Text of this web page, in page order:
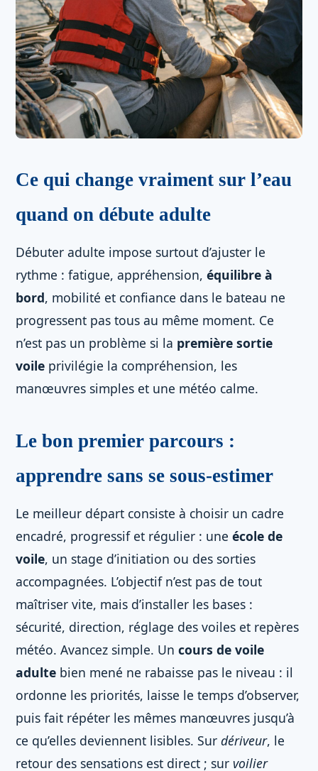
Ce qui change vraiment sur l’eau
quand on débute adulte
Débuter adulte impose surtout d’ajuster le
rythme : fatigue, appréhension, équilibre à
bord, mobilité et confiance dans le bateau ne
progressent pas tous au même moment. Ce
n’est pas un problème si la première sortie
voile privilégie la compréhension, les
manœuvres simples et une météo calme.
Le bon premier parcours :
apprendre sans se sous-estimer
Le meilleur départ consiste à choisir un cadre
encadré, progressif et régulier : une école de
voile, un stage d’initiation ou des sorties
accompagnées. L’objectif n’est pas de tout
maîtriser vite, mais d’installer les bases :
sécurité, direction, réglage des voiles et repères
météo. Avancez simple. Un cours de voile
adulte bien mené ne rabaisse pas le niveau : il
ordonne les priorités, laisse le temps d’observer,
puis fait répéter les mêmes manœuvres jusqu’à
ce qu’elles deviennent lisibles. Sur dériveur, le
retour des sensations est direct ; sur voilier